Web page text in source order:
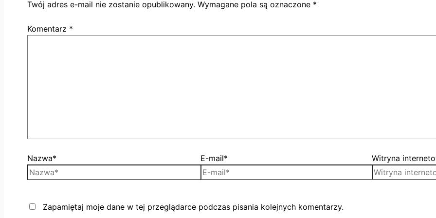
Twój adres e-mail nie zostanie opublikowany. Wymagane pola są oznaczone *
Komentarz *
Nazwa* E-mail* Witryna
Zapamiętaj moje dane w tej przeglądarce podczas pisania kolejnych komentarzy.